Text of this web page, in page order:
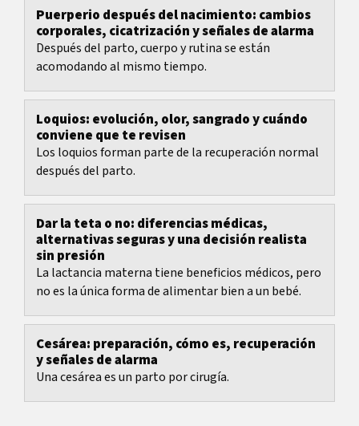
Puerperio después del nacimiento: cambios
corporales, cicatrización y señales de alarma
Después del parto, cuerpo y rutina se están
acomodando al mismo tiempo.
Loquios: evolución, olor, sangrado y cuándo
conviene que te revisen
Los loquios forman parte de la recuperación normal
después del parto.
Dar la teta o no: diferencias médicas,
alternativas seguras y una decisión realista
sin presión
La lactancia materna tiene beneficios médicos, pero
no es la única forma de alimentar bien a un bebé.
Cesárea: preparación, cómo es, recuperación
y señales de alarma
Una cesárea es un parto por cirugía.